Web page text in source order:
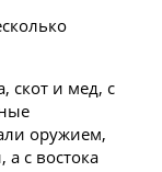
скот и мед, с
оружием,
с востока